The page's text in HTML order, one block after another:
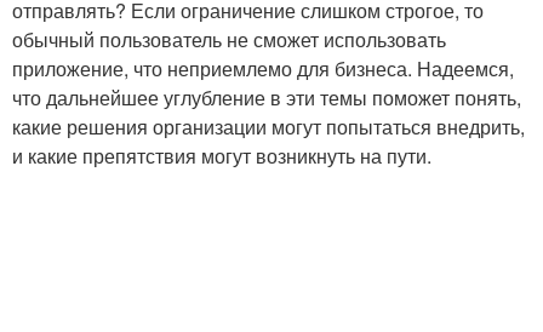
отправлять? Если ограничение слишком строгое, то
обычный пользователь не сможет использовать
приложение, что неприемлемо для бизнеса. Надеемся,
что дальнейшее углубление в эти темы поможет понять,
какие решения организации могут попытаться внедрить,
и какие препятствия могут возникнуть на пути.